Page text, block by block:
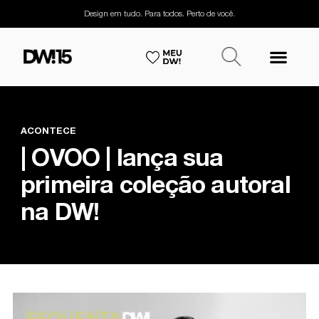
Design em tudo. Para todos. Perto de você.
ACONTECE
| OVOO | lança sua
primeira coleção autoral
na DW!